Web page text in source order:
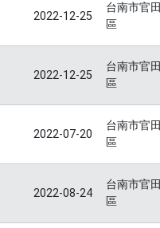
2022-12-25
台南市官田
區
2022-12-25
台南市官田
區
2022-07-20
台南市官田
區
2022-08-24
台南市官田
區